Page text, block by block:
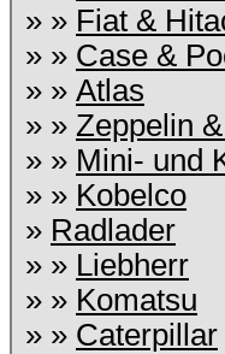
» » Fiat &
» » Case &
» » Atlas
» » Zeppelin
» » Mini- und
» » Kobelco
» Radlader
» » Liebherr
» » Komatsu
» » Caterpillar